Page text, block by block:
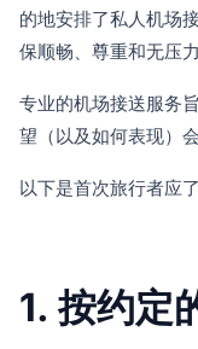
的地安排了私人机场
保顺畅、尊重和无压力
专业的机场接送服务
望（以及如何表现）
以下是首次旅行者应
1. 按约定